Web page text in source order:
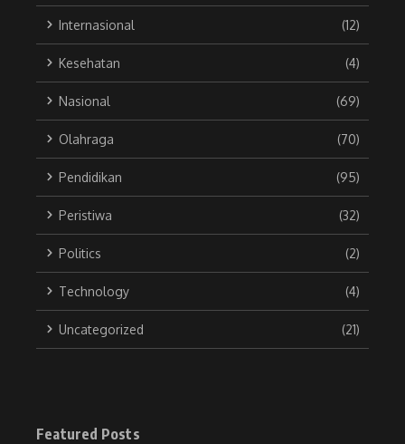
Internasional (12)
Kesehatan (4)
Nasional (69)
Olahraga (70)
Pendidikan (95)
Peristiwa (32)
Politics (2)
Technology (4)
Uncategorized (21)
Featured Posts